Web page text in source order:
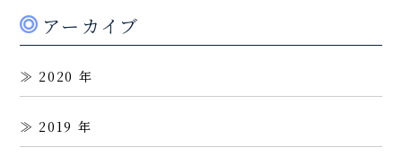
アーカイブ
2020
2019